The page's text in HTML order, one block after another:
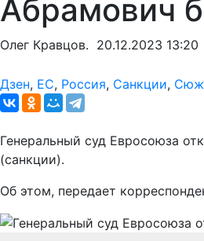
Абрамович
Олег Кравцов. 20.12.2023 13:20
Дзен, ЕС, Россия, Санкции,
Генеральный суд Евросоюза
(санкции).
Об этом, передает